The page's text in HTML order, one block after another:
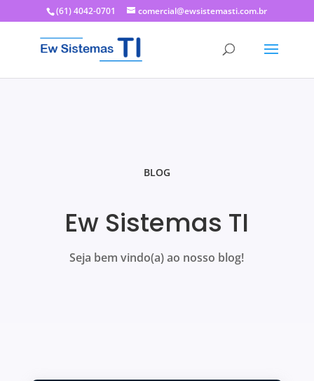
(61) 4042-0701 comercial@ewsistemasti.com.br
BLOG
Ew Sistemas TI
Seja bem vindo(a) ao nosso blog!